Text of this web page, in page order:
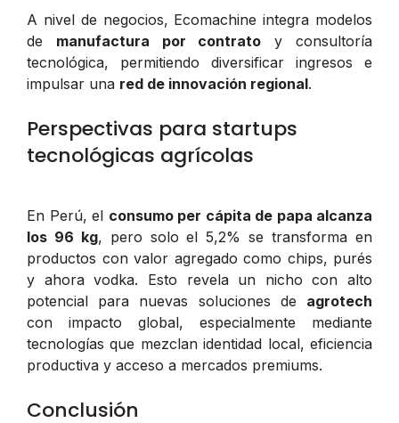
A nivel de negocios, Ecomachine integra modelos
de manufactura por contrato y consultoría
tecnológica, permitiendo diversificar ingresos e
impulsar una red de innovación regional.
Perspectivas para startups
tecnológicas agrícolas
En Perú, el consumo per cápita de papa alcanza
los 96 kg, pero solo el 5,2% se transforma en
productos con valor agregado como chips, purés
y ahora vodka. Esto revela un nicho con alto
potencial para nuevas soluciones de agrotech
con impacto global, especialmente mediante
tecnologías que mezclan identidad local, eficiencia
productiva y acceso a mercados premiums.
Conclusión